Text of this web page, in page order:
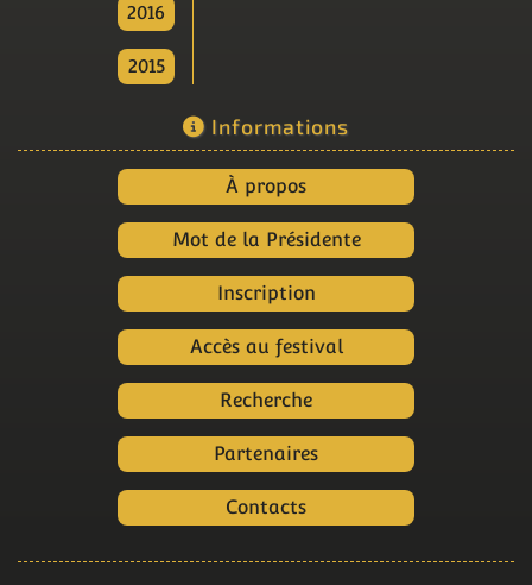
2016
2015
Informations
À propos
Mot de la Présidente
Inscription
Accès au festival
Recherche
Partenaires
Contacts